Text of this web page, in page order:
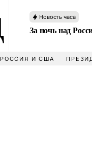
Новость часа
За ночь над
РОССИЯ И США